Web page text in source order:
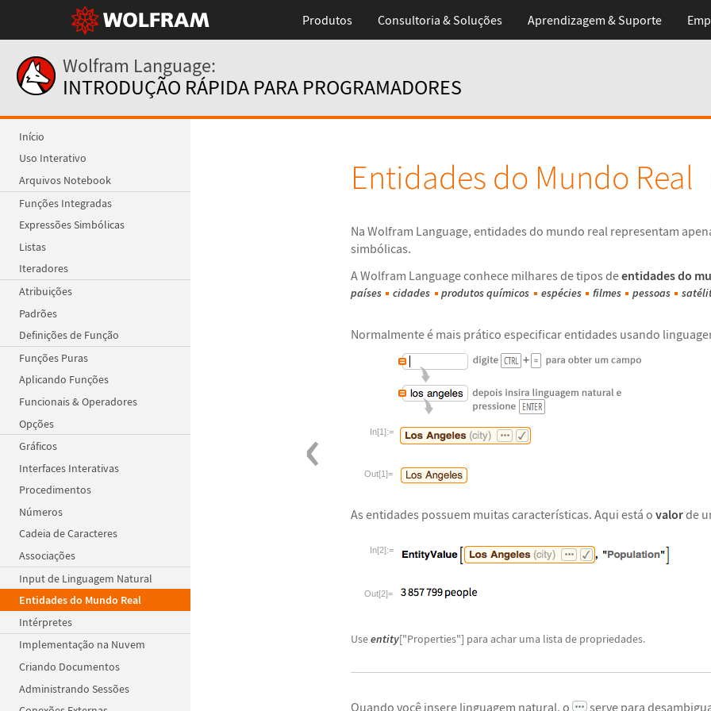
Produtos Consultoria & Soluções Aprendizagem & Suporte
Wolfram Language:
INTRODUÇÃO RÁPIDA PARA PROGRAMADORES
Início
Uso Interativo
Arquivos Notebook
Funções Integradas
Expressões Simbólicas
Listas
Iteradores
Atribuições
Padrões
Definições de Função
Funções Puras
Aplicando Funções
Funcionais & Operadores
Opções
Gráficos
Interfaces Interativas
Procedimentos
Números
Cadeia de Caracteres
Associações
Input de Linguagem Natural
Entidades do Mundo Real
Intérpretes
Implementação na Nuvem
Criando Documentos
Administrando Sessões
‹
Entidades do Mundo Real
Na Wolfram Language, entidades do mundo real representam
simbólicas.
A Wolfram Language conhece milhares de tipos deentidades do
países cidades produtos químicos espécies filmes pessoas
Normalmente é mais prático especificar entidades usando
In[1]:=
Out[1]=
As entidades possuem muitas características. Aqui está o valorde
In[2]:=
Out[2]=
Useentity["Properties"] para achar uma lista de propriedades.
Quando você insere linguagem natural, o serve para